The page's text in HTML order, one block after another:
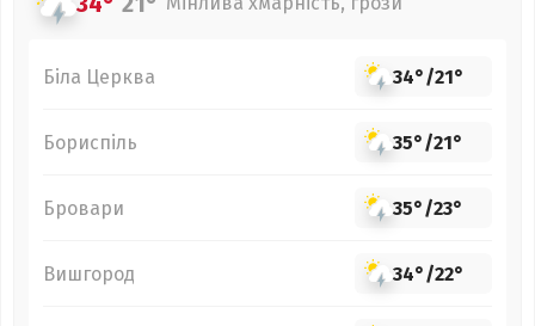
Біла Церква 34°/21°
Бориспіль 35°/21°
Бровари 35°/23°
Вишгород 34°/22°